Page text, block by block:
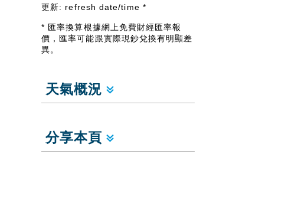
更新: refresh date/time *
* 匯率換算根據網上免費財經匯率報
價，匯率可能跟實際現鈔兌換有明顯差
異。
天氣概況
分享本頁